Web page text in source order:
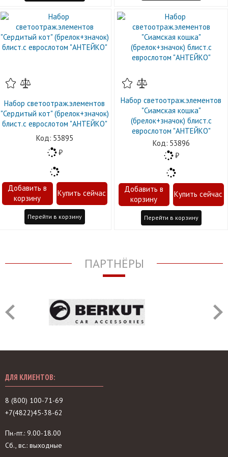
Набор светоотраж.элементов
"Сердитый кот" (брелок+значок)
блист.с еврослотом "АНТЕЙКО"
53895
Перейти в корзину
Набор светоотраж.элементов
"Сиамская кошка"
(брелок+значок) блист.с
еврослотом "АНТЕЙКО"
53896
Перейти в корзину
ПАРТНЁРЫ
ДЛЯ КЛИЕНТОВ:
8 (800) 100-71-69
+7(4822)45-38-62
Пн.-пт.: 9.00-18.00
Сб., вс.: выходные